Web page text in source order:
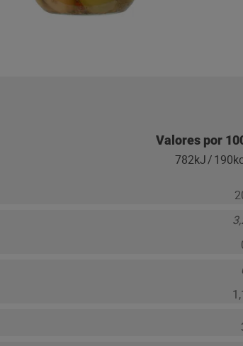
Valores por
782kJ/